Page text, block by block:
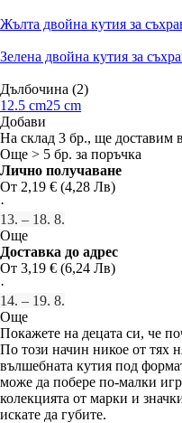
Жълта двойна кутия за
Зелена двойна кутия за
Дълбочина (2)
12.5 cm25 cm
Добави
На склад 3 бр., ще доставим
Още > 5 бр. за поръчка
Лично получаване
От 2,19 € (4,28 Лв)
·
13. – 18. 8.
Още
Доставка до адрес
От 3,19 € (6,24 Лв)
·
14. – 19. 8.
Още
Покажете на децата си, че
По този начин никое от тях
вълшебната кутия под
може да побере по-малки
колекцията от марки и
искате да губите.